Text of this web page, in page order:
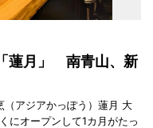
蓮月」 南青山、新
（アジアかっぽう）蓮月 大
にオープンして1カ月がたっ